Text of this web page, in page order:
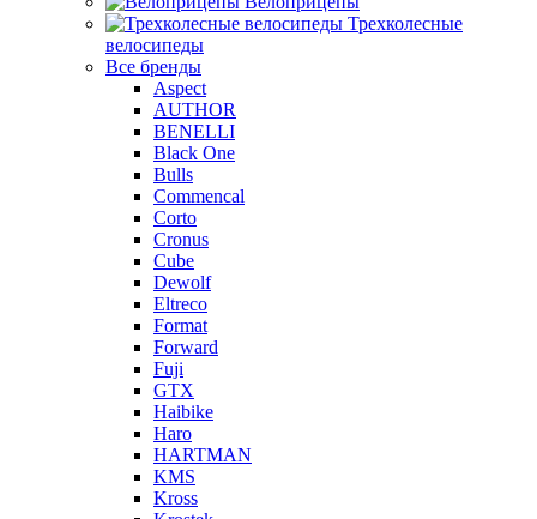
Трехколесные
велосипеды
Все бренды
Aspect
AUTHOR
BENELLI
Black One
Bulls
Commencal
Corto
Cronus
Cube
Dewolf
Eltreco
Format
Forward
Fuji
GTX
Haibike
Haro
HARTMAN
KMS
Kross